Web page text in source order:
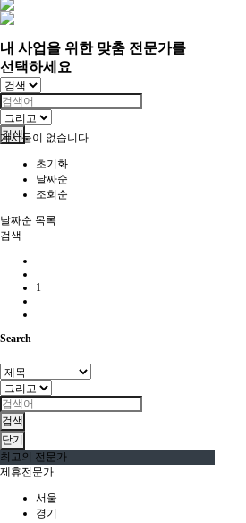
내 사업을 위한 맞춤 전문가를
선택하세요
검색
게시물이 없습니다.
초기화
날짜순
조회순
날짜순 목록
검색
1
Search
검색
닫기
최고의 전문가
제휴전문가
서울
경기